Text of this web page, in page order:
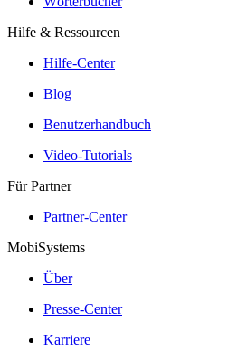
Hilfe & Ressourcen
Hilfe-Center
Blog
Benutzerhandbuch
Video-Tutorials
Für Partner
Partner-Center
MobiSystems
Über
Presse-Center
Karriere